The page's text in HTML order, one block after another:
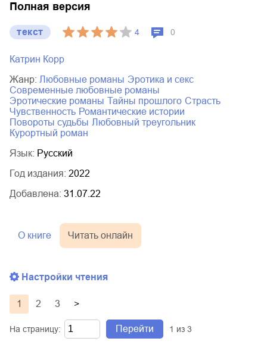
Полная версия
текст 4 0
Катрин Корр
Жанр:
любовные романы
эротика и секс
современные любовные романы
эротические романы
тайны прошлого
страсть
чувственность
романтические истории
повороты судьбы
любовный треугольник
курортный роман
Язык: Русский
Год издания: 2022
Добавлена: 31.07.22
О книге Читать онлайн
Настройки чтения
1 2 3 >
На страницу: Перейти 1 из 3